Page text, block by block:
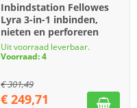
Inbindstation Fellowes
Lyra 3-in-1 inbinden,
nieten en perforeren
Uit voorraad leverbaar.
Voorraad: 4
€301,49
€ 249,71